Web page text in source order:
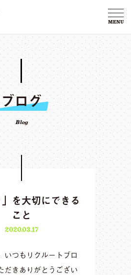
MENU
ブログ
Blog
」を大切にできる
こと
2020.03.17
いつもリクルートブロ
だきありがとうござい